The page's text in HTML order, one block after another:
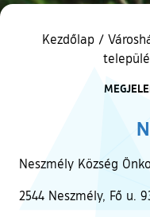
Kezdőlap /
Neszmély Község
2544 Neszmély, Fő u.